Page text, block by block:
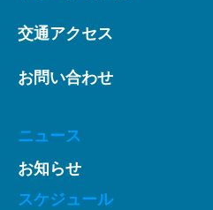
交通アクセス
お問い合わせ
ニュース
お知らせ
スケジュール